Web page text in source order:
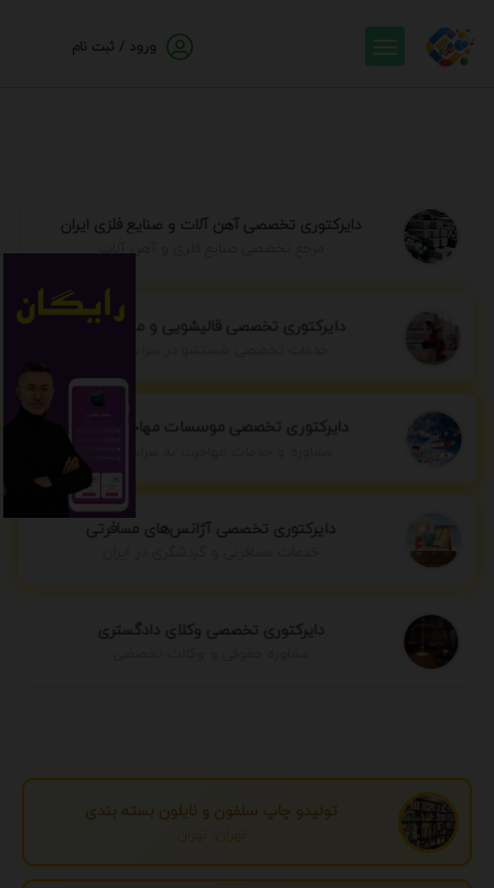
ورود / ثبت نام
دایرکتوری تخصصی آهن آلات و صنایع فلزی ایران
مرجع تخصصی صنایع فلزی و آهن آلات
دایرکتوری تخصصی قالیشویی و مبل شویی
دایرکتوری تخصصی موسسات مهاجرتی ایران
مشاوره و خدمات مهاجرت به سراسر جهان
دایرکتوری تخصصی آژانس‌های مسافرتی
دایرکتوری تخصصی وکلای دادگستری
تولیدو چاپ سلفون و نایلون بسته بندی
تهران، تهران